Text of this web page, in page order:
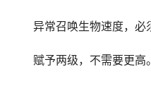
异常召唤生物速度，必
赋予两级，不需要更高。